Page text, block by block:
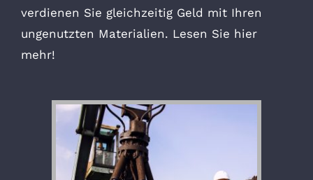
verdienen Sie gleichzeitig Geld mit Ihren
ungenutzten Materialien. Lesen Sie hier
mehr!